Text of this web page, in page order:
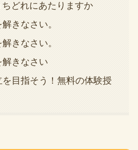
どれにあたりますか
きなさい。
きなさい。
きなさい
目指そう！無料の体験授